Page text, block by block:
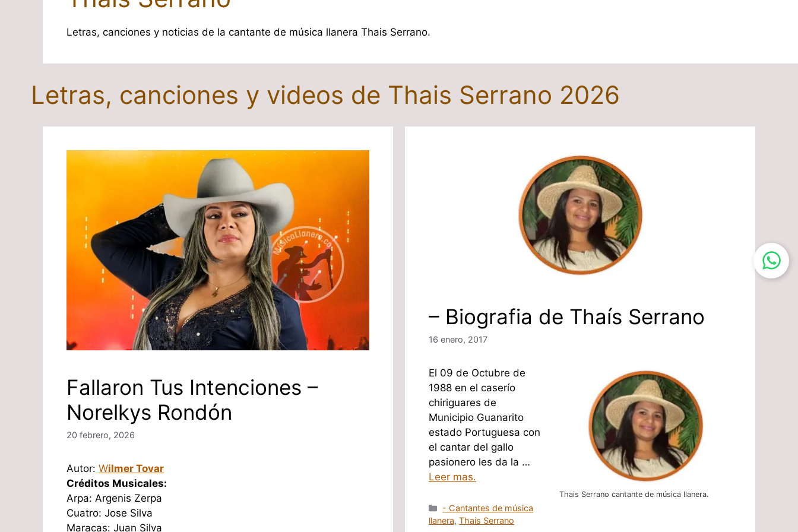
Letras, canciones y noticias de la cantante de música llanera Thais Serrano.
Letras, canciones y videos de Thais Serrano 2026
Fallaron Tus Intenciones –
Norelkys Rondón
20 febrero, 2026
Autor: Wilmer Tovar
Créditos Musicales:
Arpa: Argenis Zerpa
Cuatro: Jose Silva
Maracas: Juan Silva
– Biografia de Thaís Serrano
16 enero, 2017
Thais Serrano cantante de música llanera.
El 09 de Octubre de
1988 en el caserío
chiriguares de
Municipio Guanarito
estado Portuguesa con
el cantar del gallo
pasionero les da la …
Leer mas.
Categorías
- Cantantes de música
llanera, Thais Serrano